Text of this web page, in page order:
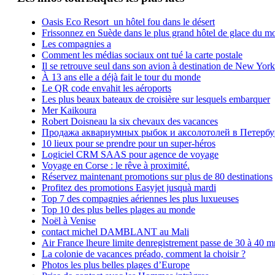
Oasis Eco Resort un hôtel fou dans le désert
Frissonnez en Suède dans le plus grand hôtel de glace du
Les compagnies a
Comment les médias sociaux ont tué la carte postale
Il se retrouve seul dans son avion à destination de New York
À 13 ans elle a déjà fait le tour du monde
Le QR code envahit les aéroports
Les plus beaux bateaux de croisière sur lesquels embarquer
Mer Kaikoura
Robert Doisneau la six chevaux des vacances
Продажа аквариумных рыбок и аксолотолей в
10 lieux pour se prendre pour un super-héros
Logiciel CRM SAAS pour agence de voyage
Voyage en Corse : le rêve à proximité.
Réservez maintenant promotions sur plus de 80 destinations
Profitez des promotions Easyjet jusquà mardi
Top 7 des compagnies aériennes les plus luxueuses
Top 10 des plus belles plages au monde
Noël à Venise
contact michel DAMBLANT au Mali
Air France lheure limite denregistrement passe de 30 à 40
La colonie de vacances préado, comment la choisir ?
Photos les plus belles plages d’Europe